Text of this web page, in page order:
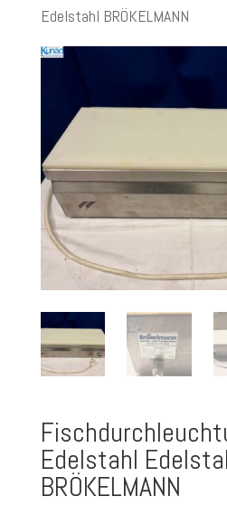
Edelstahl BRÖKELMANN
Edelstahl
BRÖKELMANN